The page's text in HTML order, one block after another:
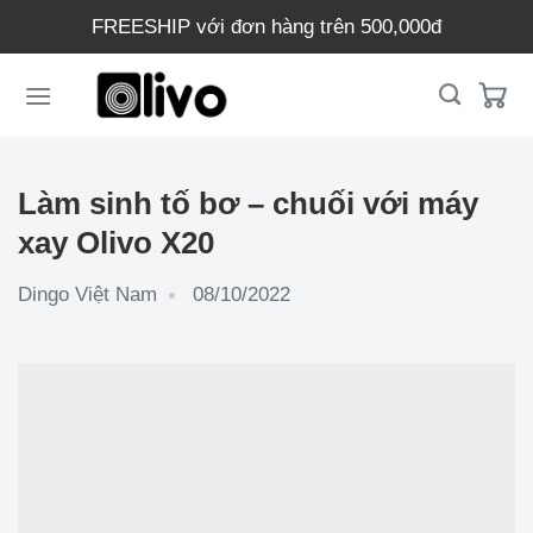
dung
FREESHIP với đơn hàng trên 500,000đ
Làm sinh tố bơ – chuối với máy
xay Olivo X20
Dingo Việt Nam 08/10/2022